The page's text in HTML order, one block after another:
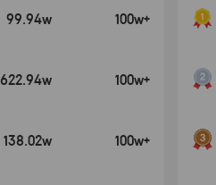
99.94w 100w+
622.94w 100w+
138.02w 100w+